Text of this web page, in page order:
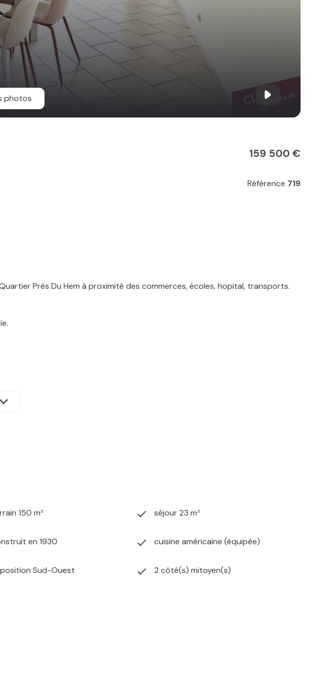
photos
159 500 €
Référence 719
Prés Du Hem à proximité des commerces, écoles, hopital, transports.
: www.georisques.gouv.fr
2O enregistré au RSAC de DUNKERQUE sous le numéro 884 342 171
150 m² séjour 23 m²
en 1930 cuisine américaine (équipée)
Sud-Ouest 2 côté(s) mitoyen(s)